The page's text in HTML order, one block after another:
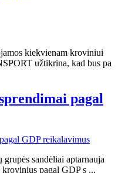
kiekvienam kroviniui
užtikrina, kad bus pa
pagal
sandėliai aptarnauja
pagal GDP s ...